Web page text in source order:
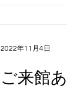
ご来館
2022年11月4日